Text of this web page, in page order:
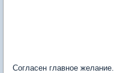
Согласен главное желание.